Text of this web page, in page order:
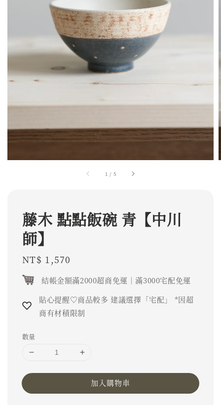
1 / 5
藤木 點點飯碗 青【中川
師】
Regular
price
NT$ 1,570
結帳金額滿2000超商免運｜滿3000宅配免運
貼心提醒♡商品較多 建議選擇「宅配」 *因超
商有材積限制
數量
加入購物車